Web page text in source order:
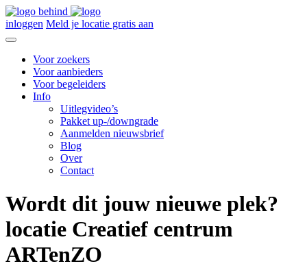
inloggen Meld je locatie gratis aan
Voor zoekers
Voor aanbieders
Voor begeleiders
Info
Uitlegvideo’s
Pakket up-/downgrade
Aanmelden nieuwsbrief
Blog
Over
Contact
Wordt dit jouw nieuwe plek?
locatie Creatief centrum
ARTenZO